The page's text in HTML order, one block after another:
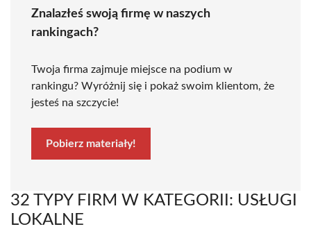
Znalazłeś swoją firmę w naszych
rankingach?
Twoja firma zajmuje miejsce na podium w
rankingu? Wyróżnij się i pokaż swoim klientom, że
jesteś na szczycie!
Pobierz materiały!
32 TYPY FIRM W KATEGORII: USŁUGI
LOKALNE